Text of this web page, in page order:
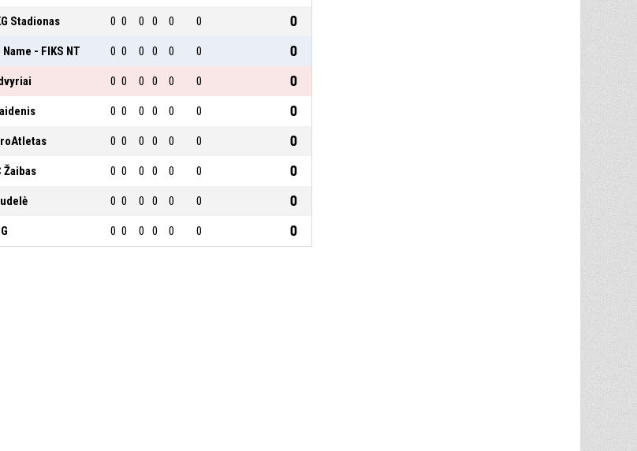
Stadionas 0 0 0 0 0 0 0
Name - FIKS NT 0 0 0 0 0 0 0
0 0 0 0 0 0 0
0 0 0 0 0 0 0
0 0 0 0 0 0 0
Žaibas 0 0 0 0 0 0 0
0 0 0 0 0 0 0
0 0 0 0 0 0 0